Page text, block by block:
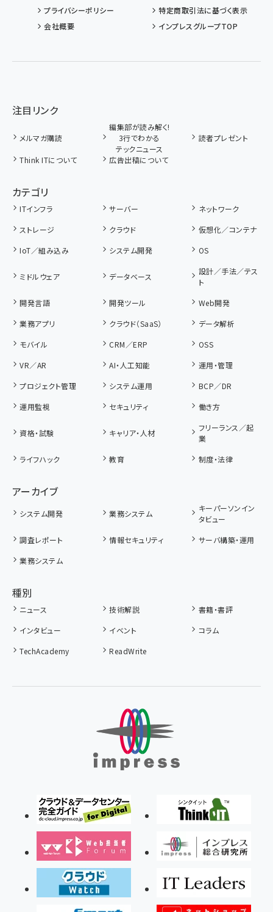
プライバシーポリシー
特定商取引法に基づく表示
会社概要
インプレスグループTOP
注目リンク
メルマガ購読
編集部が読み解く!
3行でわかる
テックニュース
読者プレゼント
Think ITについて 広告出稿について
カテゴリ
ITインフラ サーバー
ネットワーク
ストレージ
クラウド
仮想化／コンテナ
IoT／組み込み
システム開発 OS
ミドルウェア データベース
設計／手法／テス
ト
開発言語
開発ツール
Web開発
業務アプリ
クラウド（SaaS）
データ解析
モバイル
CRM／ERP
OSS
VR／AR
AI・人工知能
運用・管理
プロジェクト管理
システム運用
BCP／DR
運用監視
セキュリティ 働き方
資格・試験 キャリア・人材
フリーランス／起
業
ライフハック
教育 制度・法律
アーカイブ
システム開発 業務システム
キーパーソンイン
タビュー
調査レポート
情報セキュリティ
サーバ構築・運用
業務システム
種別
ニュース 技術解説
書籍・書評
インタビュー
イベント
コラム
TechAcademy
ReadWrite